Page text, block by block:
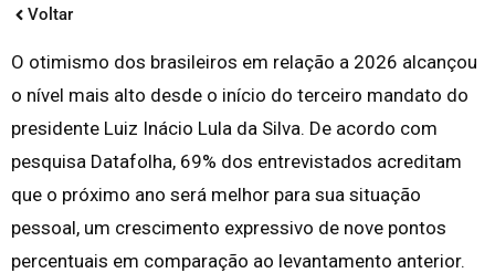
Voltar
O otimismo dos brasileiros em relação a 2026 alcançou
o nível mais alto desde o início do terceiro mandato do
presidente Luiz Inácio Lula da Silva. De acordo com
pesquisa Datafolha, 69% dos entrevistados acreditam
que o próximo ano será melhor para sua situação
pessoal, um crescimento expressivo de nove pontos
percentuais em comparação ao levantamento anterior.